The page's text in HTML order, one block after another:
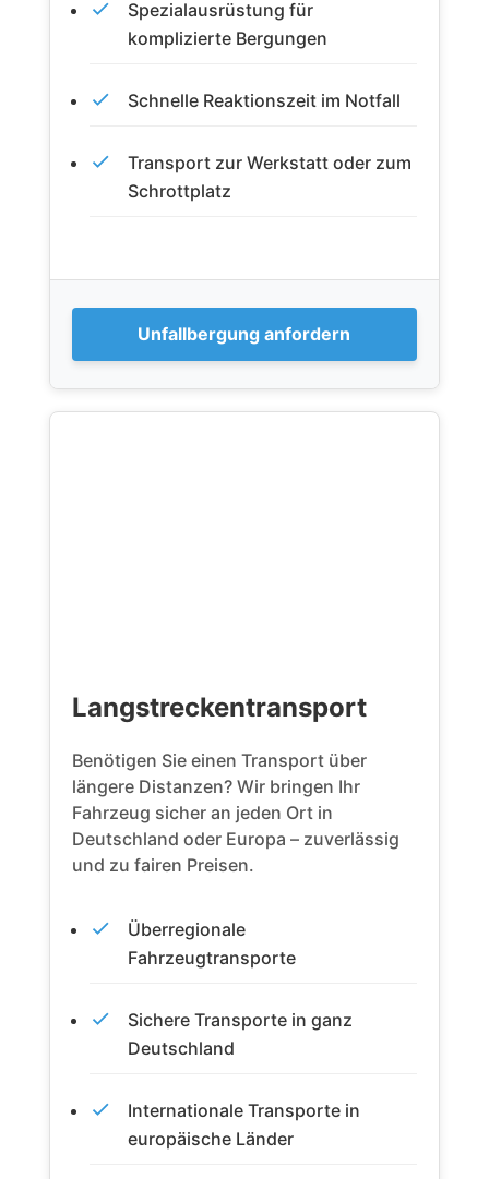
Spezialausrüstung für
komplizierte Bergungen
Schnelle Reaktionszeit im Notfall
Transport zur Werkstatt oder zum
Schrottplatz
Unfallbergung anfordern
Langstreckentransport
Benötigen Sie einen Transport über
längere Distanzen? Wir bringen Ihr
Fahrzeug sicher an jeden Ort in
Deutschland oder Europa – zuverlässig
und zu fairen Preisen.
Überregionale
Fahrzeugtransporte
Sichere Transporte in ganz
Deutschland
Internationale Transporte in
europäische Länder